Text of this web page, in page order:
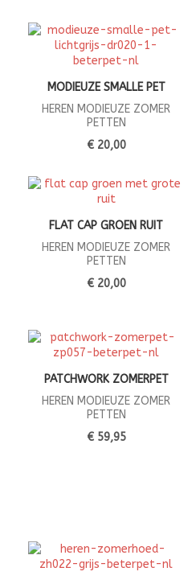
MODIEUZE SMALLE PET
HEREN MODIEUZE ZOMER
PETTEN
€ 20,00
FLAT CAP GROEN RUIT
HEREN MODIEUZE ZOMER
PETTEN
€ 20,00
PATCHWORK ZOMERPET
HEREN MODIEUZE ZOMER
PETTEN
€ 59,95